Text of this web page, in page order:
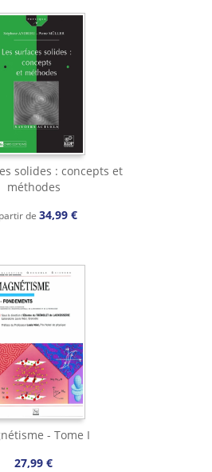
solides : concepts et
méthodes
de 34,99 €
- Tome I
27,99 €